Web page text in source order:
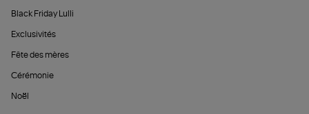
Black Friday Lulli
Exclusivités
Fête des mères
Cérémonie
Noël